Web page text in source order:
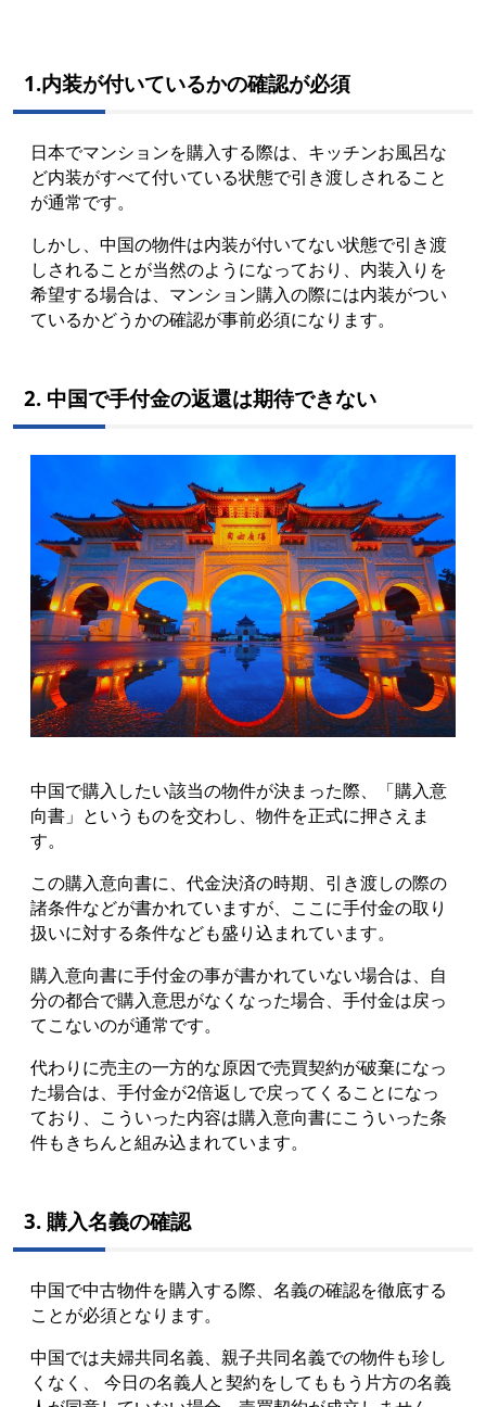
1.内装が付いているかの確認が必須
日本でマンションを購入する際は、キッチンお風呂な
ど内装がすべて付いている状態で引き渡しされること
が通常です。
しかし、中国の物件は内装が付いてない状態で引き渡
しされることが当然のようになっており、内装入りを
希望する場合は、マンション購入の際には内装がつい
ているかどうかの確認が事前必須になります。
2. 中国で手付金の返還は期待できない
中国で購入したい該当の物件が決まった際、「購入意
向書」というものを交わし、物件を正式に押さえま
す。
この購入意向書に、代金決済の時期、引き渡しの際の
諸条件などが書かれていますが、ここに手付金の取り
扱いに対する条件なども盛り込まれています。
購入意向書に手付金の事が書かれていない場合は、自
分の都合で購入意思がなくなった場合、手付金は戻っ
てこないのが通常です。
代わりに売主の一方的な原因で売買契約が破棄になっ
た場合は、手付金が2倍返しで戻ってくることになっ
ており、こういった内容は購入意向書にこういった条
件もきちんと組み込まれています。
3. 購入名義の確認
中国で中古物件を購入する際、名義の確認を徹底する
ことが必須となります。
中国では夫婦共同名義、親子共同名義での物件も珍し
くなく、 今日の名義人と契約をしてももう片方の名義